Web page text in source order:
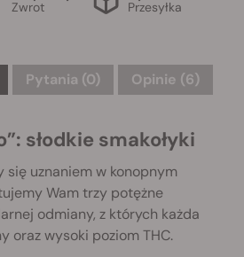
Zwrot
Przesyłka
Pytania (0) Opinie (6)
słodkie smakołyki
się uznaniem w konopnym
Wam trzy potężne
odmiany, z których każda
oraz wysoki poziom THC.